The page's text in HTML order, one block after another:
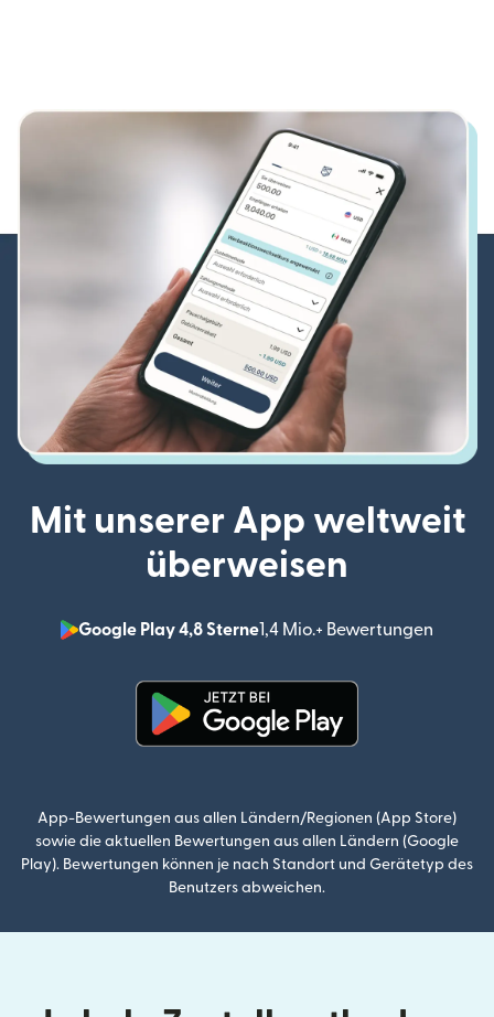
Mit unserer App weltweit
überweisen
Google Play 4,8 Sterne1,4 Mio.+ Bewertungen
App-Bewertungen aus allen Ländern/Regionen (App Store)
sowie die aktuellen Bewertungen aus allen Ländern (Google
Play). Bewertungen können je nach Standort und Gerätetyp des
Benutzers abweichen.